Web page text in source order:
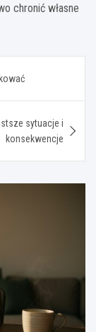
chronić własne
sytuacje i
konsekwencje